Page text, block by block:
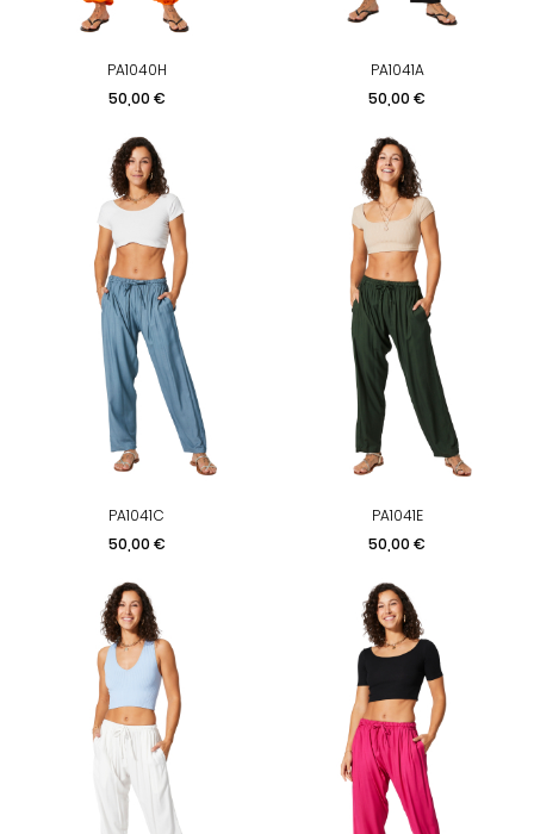
PA1040H
Prix
50,00 €
PA1041A
Prix
50,00 €
PA1041C
Prix
50,00 €
PA1041E
Prix
50,00 €